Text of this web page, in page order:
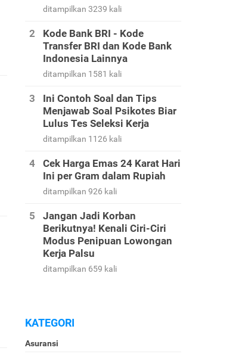
ditampilkan 3239 kali
Kode Bank BRI - Kode
Transfer BRI dan Kode Bank
Indonesia Lainnya
ditampilkan 1581 kali
Ini Contoh Soal dan Tips
Menjawab Soal Psikotes Biar
Lulus Tes Seleksi Kerja
ditampilkan 1126 kali
Cek Harga Emas 24 Karat Hari
Ini per Gram dalam Rupiah
ditampilkan 926 kali
Jangan Jadi Korban
Berikutnya! Kenali Ciri-Ciri
Modus Penipuan Lowongan
Kerja Palsu
ditampilkan 659 kali
KATEGORI
Asuransi